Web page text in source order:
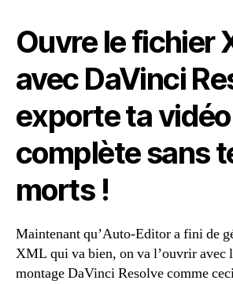
Ouvre le fichier
avec DaVinci
exporte ta vidéo
complète sans
morts !
Maintenant qu’Auto-Editor a fini de
XML qui va bien, on va l’ouvrir avec
montage DaVinci Resolve comme